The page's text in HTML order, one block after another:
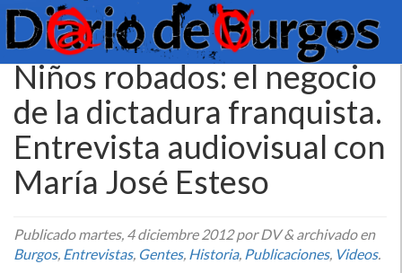
Niños robados: el negocio
de la dictadura franquista.
Entrevista audiovisual con
Marí­a José Esteso
Publicadomartes, 4 diciembre 2012por DV&archivado en
Burgos, Entrevistas, Gentes, Historia, Publicaciones, Videos.